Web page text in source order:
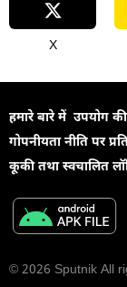
X
हमारे बारे में उपयोग
गोपनीयता नीति पर
कूकी तथा स्वचालित
© 2026 Sputnik All